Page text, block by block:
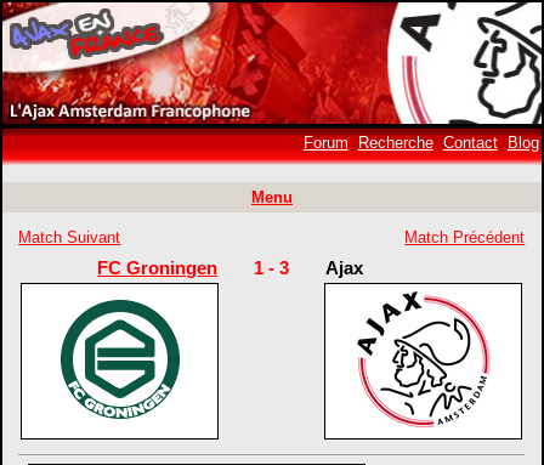
Forum Recherche Contact Blog
Menu
Match Suivant Match Précédent
FC Groningen 1 - 3 Ajax